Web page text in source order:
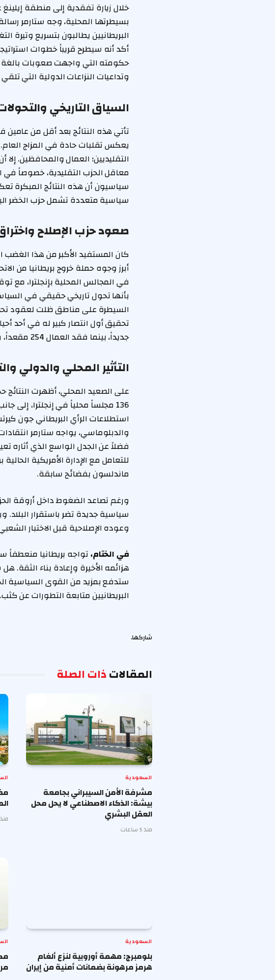
خلال زيارة تفقدية إلى منطقة
بسيطرتها المحلية، وجه ستارمر
البريطانيين يطالبون بتسريع
أكد أنه سيطرح قريباً خطوات
حكومته التي واجهت صعوبات بالغة
وتداعيات النزاعات الدولية التي
السياق التاريخي
تأتي هذه النتائج بعد أقل من
يعكس تقلبات حادة في المزاج العام.
التقليديين؛ العمال والمحافظين.
معاقل الحزب التقليدية، خصوصاً
سياسيون أن هذه النتائج المبكرة
سياسية متعددة تشمل حزب الخضر
صعود حزب الإصلاح
كان المستفيد الأكبر من هذا الغضب
في المجالس المحلية بإنجلترا، مع
بأنها تحول تاريخي حقيقي في
السيطرة على مناطق ظلت لعقود
جديداً، بينما فقد العمال 254 مقعداً، وتراجع المحافظون بـ 146 مقعداً.
التأثير المحلي والدولي
على الصعيد المحلي، أظهرت
136 مجلساً محلياً في إنجلترا،
استطلاعات الرأي البريطاني جون
والدبلوماسي، يواجه ستارمر
فضلاً عن الجدل الواسع الذي أثاره
للتعامل مع الإدارة الأمريكية
ماندلسون بفضائح سابقة.
ورغم تصاعد الضغوط داخل أروقة
سياسية جديدة تضر باستقرار
وعوده الإصلاحية قبل الاختبار الشعبي
في الختام، تواجه بريطانيا منعطفاً
هزائمه الأخيرة وإعادة بناء الثقة.
ستدفع بمزيد من القوى السياسية
البريطانيين متابعة التطورات عن كثب.
شاركها.
المقالاتذات الصلة
السعودية
مشرفة الأمن السيبراني بجامعة
بيشة: الذكاء الاصطناعي لا يحل محل
العقل البشري
منذ 5 ساعات
السعودية
بلومبرج: مهمة أوروبية لنزع ألغام
هرمز مرهونة بضمانات أمنية من إيران